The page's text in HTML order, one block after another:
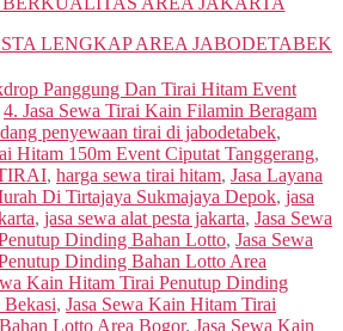
LENGKAP AREA JABODETABEK
Panggung Dan Tirai Hitam Event
4. Jasa Sewa Tirai Kain Filamin Beragam
penyewaan tirai di jabodetabek,
Hitam 150m Event Ciputat Tanggerang,
, harga sewa tirai hitam, Jasa Layana
Di Tirtajaya Sukmajaya Depok, jasa
, jasa sewa alat pesta jakarta, Jasa Sewa
Dinding Bahan Lotto, Jasa Sewa
Dinding Bahan Lotto Area
Kain Hitam Tirai Penutup Dinding
, Jasa Sewa Kain Hitam Tirai
Lotto Area Bogor, Jasa Sewa Kain